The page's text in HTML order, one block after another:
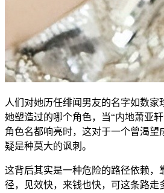
人们对她历任绯闻男友的名字如数家
她塑造过的哪个角色，当“内地萧亚
角色名都响亮时，这对于一个曾渴望
疑是种莫大的讽刺。
这背后其实是一种危险的路径依赖，
径，见效快，来钱也快，可这条路走